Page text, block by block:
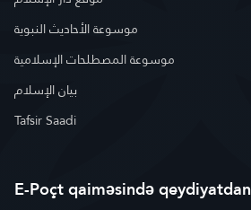
موسوعة الأحاديث النبوية
موسوعة المصطلحات الإسلامية
بيان الإسلام
Tafsir Saadi
E-Poçt qaiməsində